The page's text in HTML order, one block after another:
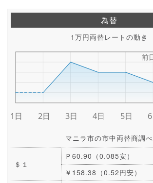
為替
1万円両替レートの動き
マニラ市の市中両替商調べ
＄１
Ｐ60.90（0.085安）
￥158.38（0.52円安）